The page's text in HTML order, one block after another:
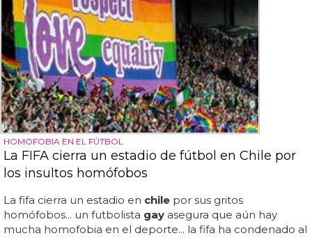
HOMOFOBIA EN EL FÚTBOL
La FIFA cierra un estadio de fútbol en Chile por
los insultos homófobos
La fifa cierra un estadio en chile por sus gritos
homófobos... un futbolista gay asegura que aún hay
mucha homofobia en el deporte... la fifa ha condenado al